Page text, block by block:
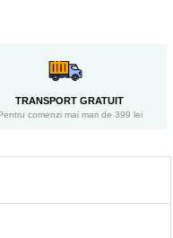
TRANSPORT GRATUIT
comenzi mai mari de 399 lei